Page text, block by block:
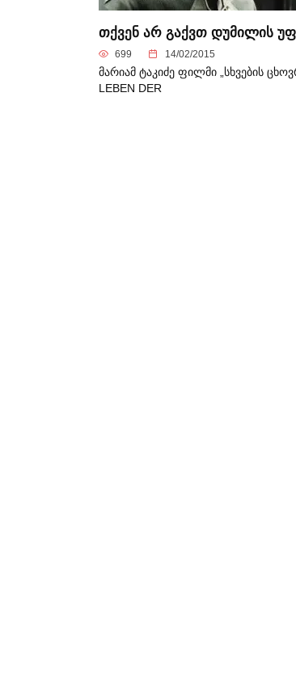
თქვენ არ გაქვთ დუმილის
699 14/02/2015
მარიამ ტაკიძე ფილმი „სხვების
LEBEN DER